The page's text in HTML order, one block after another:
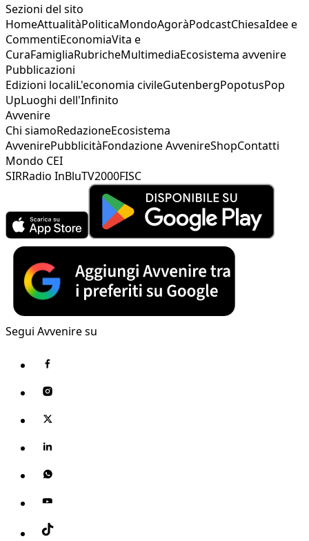
Sezioni del sito
HomeAttualitàPoliticaMondoAgoràPodcastChiesaIdee e
CommentiEconomiaVita e
CuraFamigliaRubricheMultimediaEcosistema avvenire
Pubblicazioni
Edizioni localiL'economia civileGutenbergPopotusPop
UpLuoghi dell'Infinito
Avvenire
Chi siamoRedazioneEcosistema
AvvenirePubblicitàFondazione AvvenireShopContatti
Mondo CEI
SIRRadio InBluTV2000FISC
Segui Avvenire su